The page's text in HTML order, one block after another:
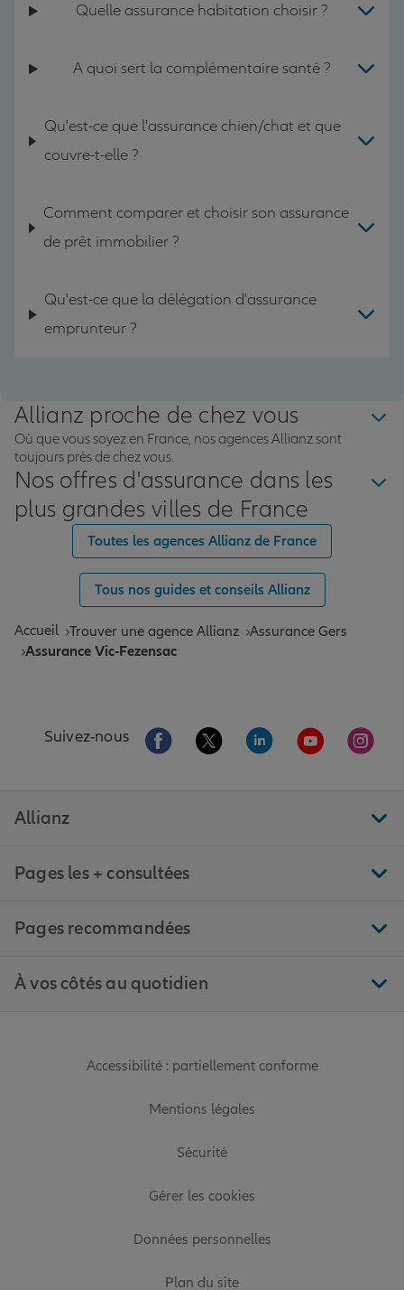
Quelle assurance habitation choisir ?
A quoi sert la complémentaire santé ?
Qu'est-ce que l'assurance chien/chat et que
couvre-t-elle ?
Comment comparer et choisir son assurance
de prêt immobilier ?
Qu'est-ce que la délégation d'assurance
emprunteur ?
Allianz proche de chez vous
Où que vous soyez en France, nos agences Allianz sont
toujours près de chez vous.
Nos offres d'assurance dans les
plus grandes villes de France
Toutes les agences Allianz de France
Tous nos guides et conseils Allianz
Accueil Trouver une agence Allianz Assurance Gers
Assurance Vic-Fezensac
Suivez-nous Aller sur la page Facebook de Allianz
Aller sur la page Twitter de
Aller sur la page
Aller sur la
Aller
Allianz
Pages les + consultées
Pages recommandées
À vos côtés au quotidien
Accessibilité : partiellement conforme
Mentions légales
Sécurité
Gérer les cookies
Données personnelles
Plan du site